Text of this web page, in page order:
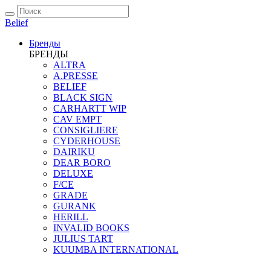
Belief
Бренды
БРЕНДЫ
ALTRA
A.PRESSE
BELIEF
BLACK SIGN
CARHARTT WIP
CAV EMPT
CONSIGLIERE
CYDERHOUSE
DAIRIKU
DEAR BORO
DELUXE
F/CE
GRADE
GURANK
HERILL
INVALID BOOKS
JULIUS TART
KUUMBA INTERNATIONAL